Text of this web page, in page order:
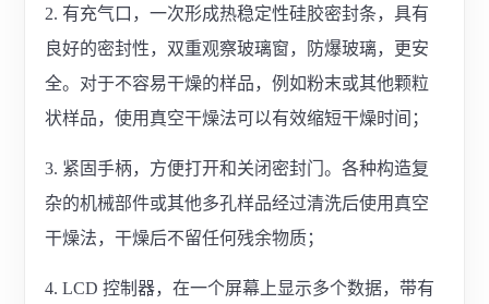
2. 有充气口，一次形成热稳定性硅胶密封条，具有
良好的密封性，双重观察玻璃窗，防爆玻璃，更安
全。对于不容易干燥的样品，例如粉末或其他颗粒
状样品，使用真空干燥法可以有效缩短干燥时间；
3. 紧固手柄，方便打开和关闭密封门。各种构造复
杂的机械部件或其他多孔样品经过清洗后使用真空
干燥法，干燥后不留任何残余物质；
4. LCD 控制器，在一个屏幕上显示多个数据，带有